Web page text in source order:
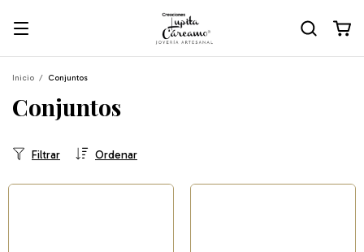
Inicio / Conjuntos
Conjuntos
Ordenar
Filtrar